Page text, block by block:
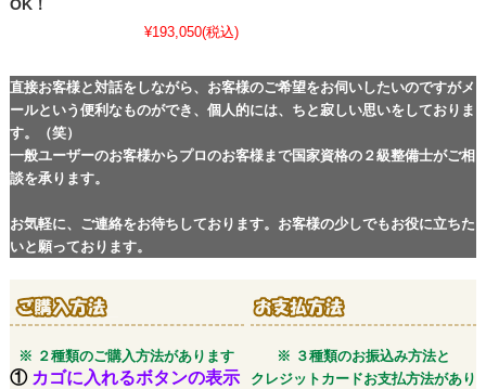
OK！
¥193,050(税込)
直接お客様と対話をしながら、お客様のご希望をお伺いしたいのですがメ
ールという便利なものができ、個人的には、ちと寂しい思いをしておりま
す。（笑）
一般ユーザーのお客様からプロのお客様まで国家資格の２級整備士がご相
談を承ります。
お気軽に、ご連絡をお待ちしております。お客様の少しでもお役に立ちた
いと願っております。
※ ２種類のご購入方法があります
※ ３種類のお振込み方法と
クレジットカードお支払方法があり
① カゴに入れるボタンの表示